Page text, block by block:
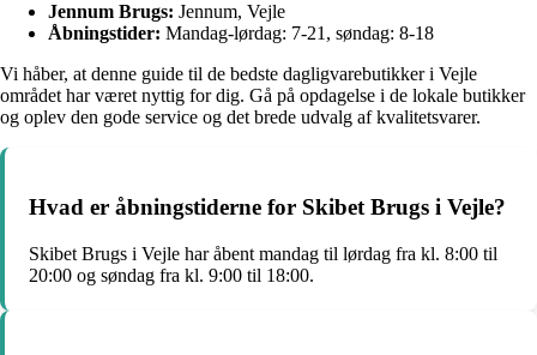
Jennum Brugs: Jennum, Vejle
Åbningstider: Mandag-lørdag: 7-21, søndag: 8-18
Vi håber, at denne guide til de bedste dagligvarebutikker i Vejle
området har været nyttig for dig. Gå på opdagelse i de lokale butikker
og oplev den gode service og det brede udvalg af kvalitetsvarer.
Hvad er åbningstiderne for Skibet Brugs i Vejle?
Skibet Brugs i Vejle har åbent mandag til lørdag fra kl. 8:00 til
20:00 og søndag fra kl. 9:00 til 18:00.